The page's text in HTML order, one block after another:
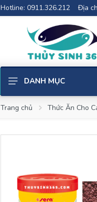
Hotline: 0911.326.212 Địa
Cây thủy sinh
Đèn Thủy Sinh
Phân nền thủy sinh
DANH MỤC
Trang chủ Thức Ăn Cho